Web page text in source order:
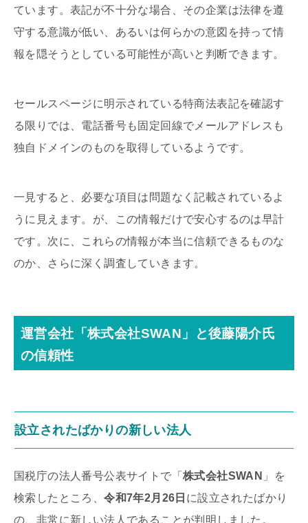
ています。表記が不十分な場合、その企業は法律を遵
守する意識が低い、あるいは何らかの意図を持って情
報を隠そうとしている可能性が高いと判断できます。
セールスページに明示されている特商法表記を確認す
る限りでは、電話番号も固定回線でメールアドレスも
独自ドメインのものを取得しているようです。
一見すると、必要な項目は問題なく記載されているよ
うに見えます。が、この情報だけで安心するのは早計
です。次に、これらの情報が本当に信頼できるものな
のか、さらに深く調査していきます。
運営会社「株式会社SWAN」と後藤陽介氏
の信頼性
設立されたばかりの新しい法人
国税庁の法人番号公表サイトで「 株式会社SWAN 」を
検索したところ、令和7年2月26日 に設立されたばかり
の、非常に新しい法人であることが判明しました。